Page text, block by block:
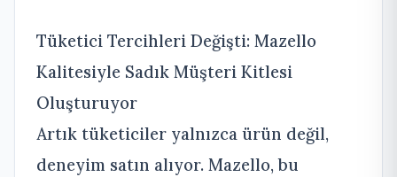
Tüketici Tercihleri Değişti: Mazello
Kalitesiyle Sadık Müşteri Kitlesi
Oluşturuyor
Artık tüketiciler yalnızca ürün değil,
deneyim satın alıyor. Mazello, bu